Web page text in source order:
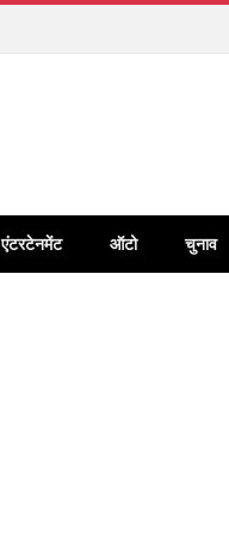
एंटरटेनमेंट ऑटो चुनाव